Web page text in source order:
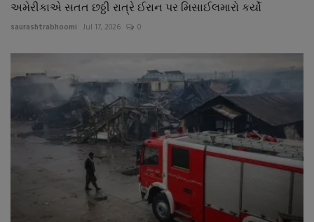
અમેરીકાએ સતત છઠ્ઠી રાત્રે ઈરાન પર મિસાઈલમારો કર્યો
saurashtrabhoomi Jul 17, 2026 0